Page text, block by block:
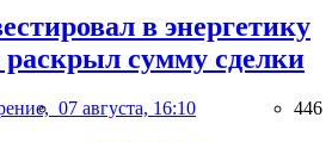
в энергетику
раскрыл сумму сделки
07 августа, 16:10 446